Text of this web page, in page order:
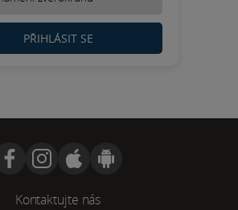
PŘIHLÁSIT SE
Kontaktujte nás